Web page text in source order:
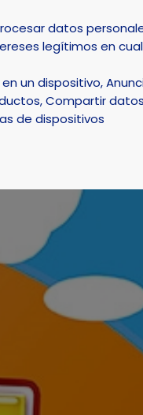
NATURALEZA SMART
datos
legítimos en
un dispositivo,
Compartir
de dispositivos